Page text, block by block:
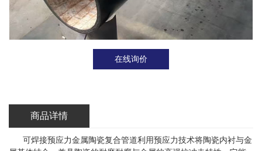
在线询价
商品详情
可焊接预应力金属陶瓷复合管道利用预应力技术将陶瓷内衬与金